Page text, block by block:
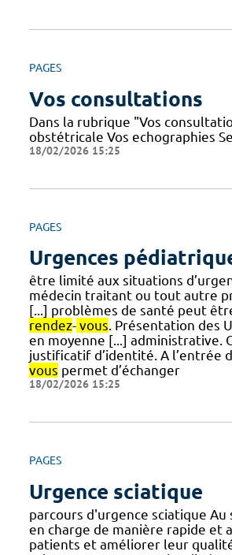
PAGES
Vos consultations
Dans la rubrique "Vos
obstétricale Vos echographies
18/02/2026 15:25
PAGES
Urgences
être limité aux situations
médecin traitant ou tout autre
[...] problèmes de santé peut
rendez- vous. Présentation des
en moyenne [...] administrative.
justificatif d’identité. A l’entrée
vous permet d’échanger
18/02/2026 15:25
PAGES
Urgence sciatique
parcours d'urgence sciatique
en charge de manière rapide et
patients et améliorer leur